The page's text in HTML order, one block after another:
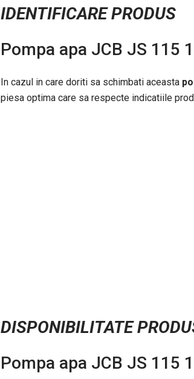
IDENTIFICARE PRODUS
Pompa apa JCB JS 115
In cazul in care doriti sa schimbati aceasta
piesa optima care sa respecte indicatiile
DISPONIBILITATE
Pompa apa JCB JS 115